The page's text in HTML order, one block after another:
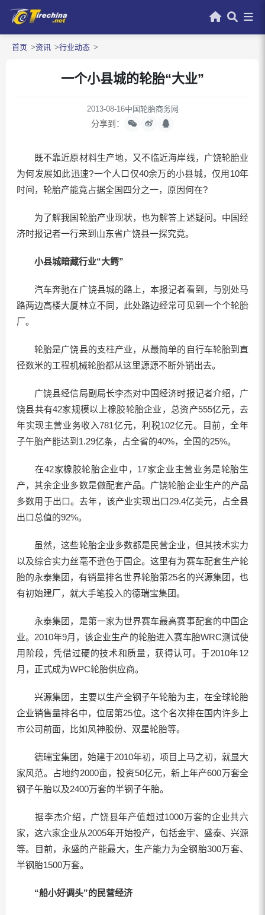
首页 资讯 行业动态
一个小县城的轮胎“大业”
2013-08-16中国轮胎商务网
分享到：
既不靠近原材料生产地，又不临近海岸线，广饶轮胎业
为何发展如此迅速?一个人口仅40余万的小县城，仅用10年
时间，轮胎产能竟占据全国四分之一，原因何在?
为了解我国轮胎产业现状，也为解答上述疑问。中国经
济时报记者一行来到山东省广饶县一探究竟。
小县城暗藏行业“大鳄”
汽车奔驰在广饶县城的路上，本报记者看到，与别处马
路两边高楼大厦林立不同，此处路边经常可见到一个个轮胎
厂。
轮胎是广饶县的支柱产业，从最简单的自行车轮胎到直
径数米的工程机械轮胎都从这里源源不断外销出去。
广饶县经信局副局长李杰对中国经济时报记者介绍，广
饶县共有42家规模以上橡胶轮胎企业，总资产555亿元，去
年实现主营业务收入781亿元，利税102亿元。目前，全年
子午胎产能达到1.29亿条，占全省的40%，全国的25%。
在42家橡胶轮胎企业中，17家企业主营业务是轮胎生
产，其余企业多数是做配套产品。广饶轮胎企业生产的产品
多数用于出口。去年，该产业实现出口29.4亿美元，占全县
出口总值的92%。
虽然，这些轮胎企业多数都是民营企业，但其技术实力
以及综合实力丝毫不逊色于国企。这里有为赛车配套生产轮
胎的永泰集团，有销量排名世界轮胎第25名的兴源集团，也
有初始建厂，就大手笔投入的德瑞宝集团。
永泰集团，是第一家为世界赛车最高赛事配套的中国企
业。2010年9月，该企业生产的轮胎进入赛车胎WRC测试使
用阶段，凭借过硬的技术和质量，获得认可。于2010年12
月，正式成为WPC轮胎供应商。
兴源集团，主要以生产全钢子午轮胎为主，在全球轮胎
企业销售量排名中，位居第25位。这个名次排在国内许多上
市公司前面，比如风神股份、双星轮胎等。
德瑞宝集团，始建于2010年初，项目上马之初，就显大
家风范。占地约2000亩，投资50亿元，新上年产600万套全
钢子午胎以及2400万套的半钢子午胎。
据李杰介绍，广饶县年产值超过1000万套的企业共六
家，这六家企业从2005年开始投产，包括金宇、盛泰、兴源
等。目前，永盛的产能最大，生产能力为全钢胎300万套、
半钢胎1500万套。
“船小好调头”的民营经济